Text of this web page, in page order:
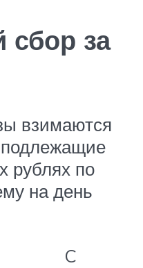
сбор за
взимаются
рублях по
на день
C